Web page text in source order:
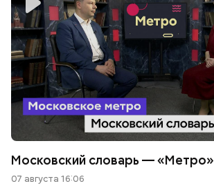
Московский словарь — «Метро»
07 августа 16:06